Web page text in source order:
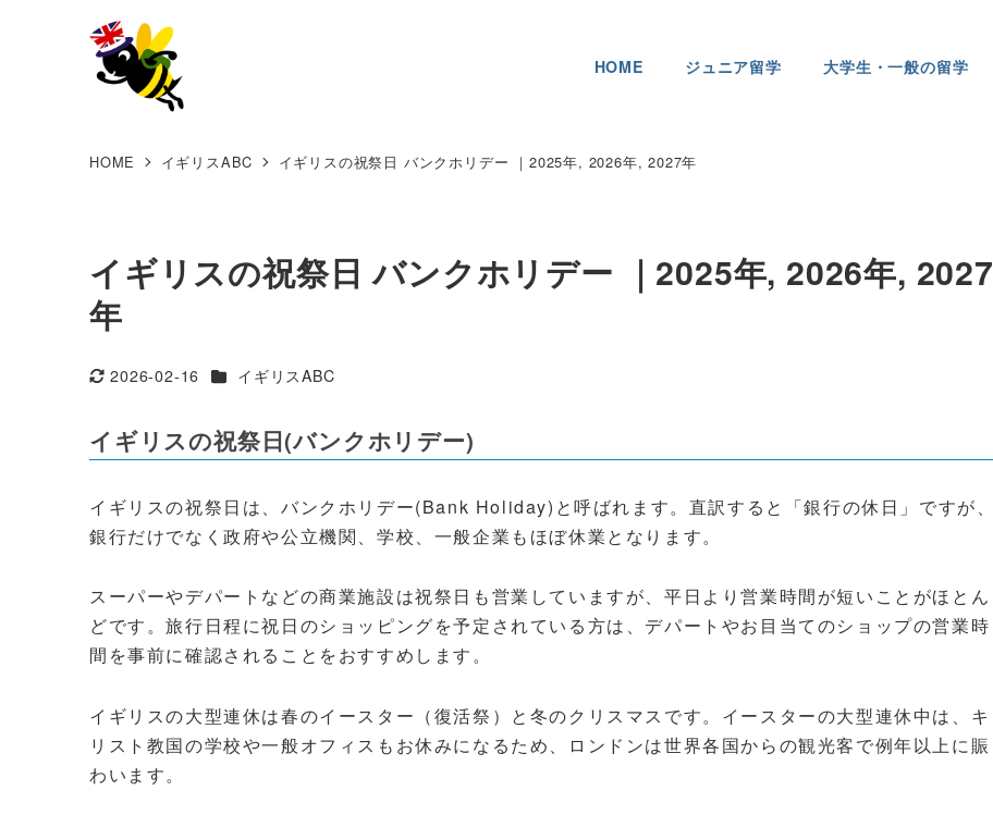
HOME ジュニア留学 大学生・一般の留学
HOME イギリスABC イギリスの祝祭日 バンクホリデー ｜2025年, 2026年, 2027年
イギリスの祝祭日 バンクホリデー ｜2025年, 2026年, 2027
年
更新日
2026-02-16 カテゴリー
イギリスABC
イギリスの祝祭日(バンクホリデー)
イギリスの祝祭日は、バンクホリデー(Bank Holiday)と呼ばれます。直訳すると「銀行の休日」ですが、
銀行だけでなく政府や公立機関、学校、一般企業もほぼ休業となります。
スーパーやデパートなどの商業施設は祝祭日も営業していますが、平日より営業時間が短いことがほとん
どです。旅行日程に祝日のショッピングを予定されている方は、デパートやお目当てのショップの営業時
間を事前に確認されることをおすすめします。
イギリスの大型連休は春のイースター（復活祭）と冬のクリスマスです。イースターの大型連休中は、キ
リスト教国の学校や一般オフィスもお休みになるため、ロンドンは世界各国からの観光客で例年以上に賑
わいます。